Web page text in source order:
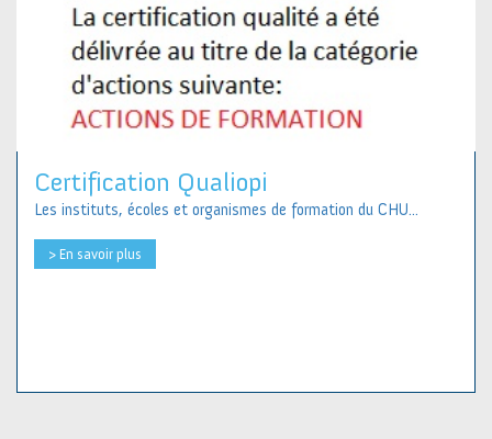
Certification Qualiopi
Les instituts, écoles et organismes de formation du CHU...
> En savoir plus